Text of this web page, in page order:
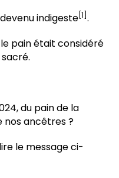
indigeste [1] .
pain était considéré
du pain de la
nos ancêtres ?
le message ci-